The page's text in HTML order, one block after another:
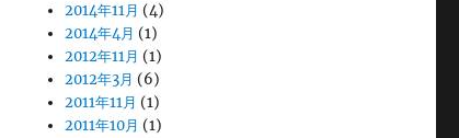
2014年11月 (4)
2014年4月 (1)
2012年11月 (1)
2012年3月 (6)
2011年11月 (1)
2011年10月 (1)